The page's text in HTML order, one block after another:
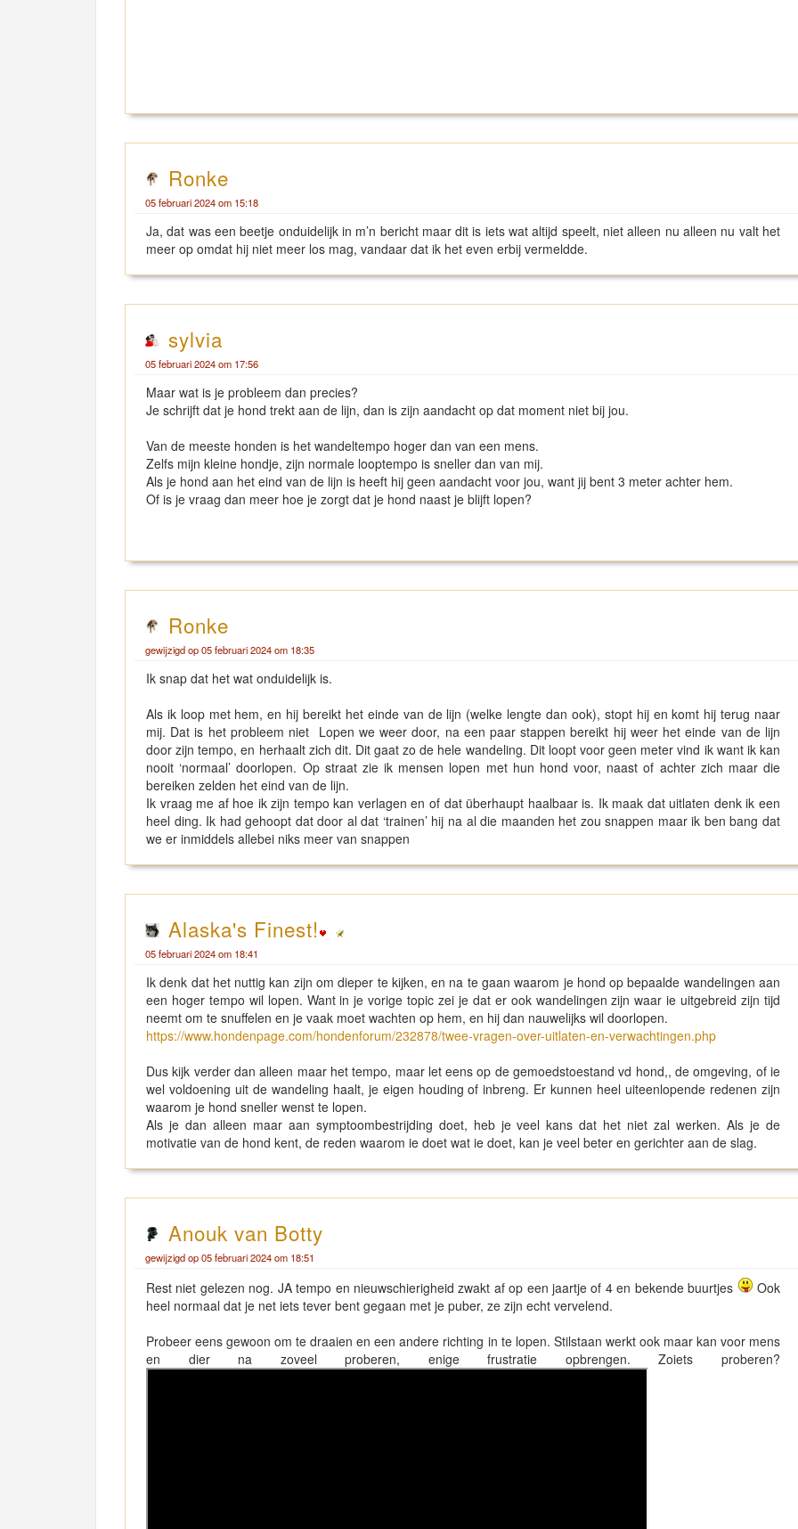
Ronke
05 februari 2024 om 15:18
Ja, dat was een beetje onduidelijk in m’n bericht maar dit is iets wat altijd speelt, niet alleen nu alleen nu valt het
meer op omdat hij niet meer los mag, vandaar dat ik het even erbij vermeldde.
sylvia
05 februari 2024 om 17:56
Maar wat is je probleem dan precies?
Je schrijft dat je hond trekt aan de lijn, dan is zijn aandacht op dat moment niet bij jou.
Van de meeste honden is het wandeltempo hoger dan van een mens.
Zelfs mijn kleine hondje, zijn normale looptempo is sneller dan van mij.
Als je hond aan het eind van de lijn is heeft hij geen aandacht voor jou, want jij bent 3 meter achter hem.
Of is je vraag dan meer hoe je zorgt dat je hond naast je blijft lopen?
Ronke
gewijzigd op 05 februari 2024 om 18:35
Ik snap dat het wat onduidelijk is.
Als ik loop met hem, en hij bereikt het einde van de lijn (welke lengte dan ook), stopt hij en komt hij terug naar
mij. Dat is het probleem niet Lopen we weer door, na een paar stappen bereikt hij weer het einde van de lijn
door zijn tempo, en herhaalt zich dit. Dit gaat zo de hele wandeling. Dit loopt voor geen meter vind ik want ik kan
nooit ‘normaal’ doorlopen. Op straat zie ik mensen lopen met hun hond voor, naast of achter zich maar die
bereiken zelden het eind van de lijn.
Ik vraag me af hoe ik zijn tempo kan verlagen en of dat überhaupt haalbaar is. Ik maak dat uitlaten denk ik een
heel ding. Ik had gehoopt dat door al dat ‘trainen’ hij na al die maanden het zou snappen maar ik ben bang dat
we er inmiddels allebei niks meer van snappen
Alaska's Finest!
05 februari 2024 om 18:41
Ik denk dat het nuttig kan zijn om dieper te kijken, en na te gaan waarom je hond op bepaalde wandelingen aan
een hoger tempo wil lopen. Want in je vorige topic zei je dat er ook wandelingen zijn waar ie uitgebreid zijn tijd
neemt om te snuffelen en je vaak moet wachten op hem, en hij dan nauwelijks wil doorlopen.
https://www.hondenpage.com/hondenforum/232878/twee-vragen-over-uitlaten-en-verwachtingen.php
Dus kijk verder dan alleen maar het tempo, maar let eens op de gemoedstoestand vd hond,, de omgeving, of ie
wel voldoening uit de wandeling haalt, je eigen houding of inbreng. Er kunnen heel uiteenlopende redenen zijn
waarom je hond sneller wenst te lopen.
Als je dan alleen maar aan symptoombestrijding doet, heb je veel kans dat het niet zal werken. Als je de
motivatie van de hond kent, de reden waarom ie doet wat ie doet, kan je veel beter en gerichter aan de slag.
Anouk van Botty
gewijzigd op 05 februari 2024 om 18:51
Rest niet gelezen nog. JA tempo en nieuwschierigheid zwakt af op een jaartje of 4 en bekende buurtjes
Ook
heel normaal dat je net iets tever bent gegaan met je puber, ze zijn echt vervelend.
Probeer eens gewoon om te draaien en een andere richting in te lopen. Stilstaan werkt ook maar kan voor mens
en dier na zoveel proberen, enige frustratie opbrengen. Zoiets proberen?